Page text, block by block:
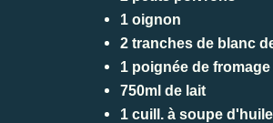
1 oignon
2 tranches de blanc
1 poignée de
750ml de lait
1 cuill. à soupe